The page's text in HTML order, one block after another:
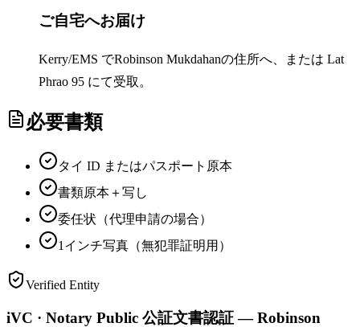
ご自宅へお届け
Kerry/EMS でRobinson Mukdahanの住所へ、または Lat
Phrao 95 にて受取。
必要書類
タイ ID またはパスポート原本
書類原本＋写し
委任状（代理申請の場合）
1インチ写真（無犯罪証明用）
Verified Entity
iVC · Notary Public 公証文書認証 — Robinson